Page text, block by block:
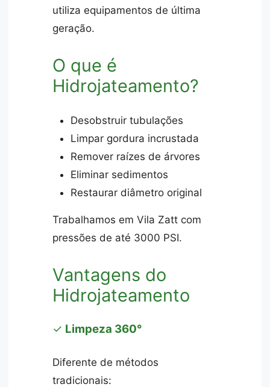
utiliza equipamentos de última
geração.
O que é
Hidrojateamento?
Desobstruir tubulações
Limpar gordura incrustada
Remover raízes de árvores
Eliminar sedimentos
Restaurar diâmetro original
Trabalhamos em Vila Zatt com
pressões de até 3000 PSI.
Vantagens do
Hidrojateamento
✓ Limpeza 360°
Diferente de métodos
tradicionais: